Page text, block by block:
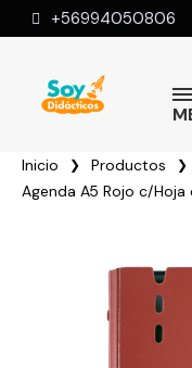
+56994050806
Inicio
Productos
Agenda A5 Rojo c/Hoja